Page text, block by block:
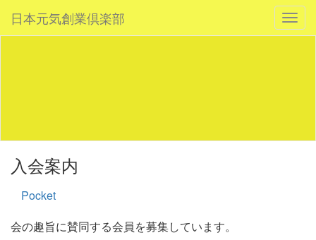
日本元気創業倶楽部
入会案内
Pocket
会の趣旨に賛同する会員を募集しています。